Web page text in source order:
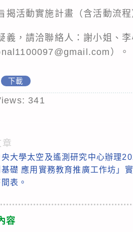
揭活動實施計畫（含活動流程
義，請洽聯絡人：謝小姐、
）。
下載
341
章
大學太空及遙測研究中心辦理
基礎 應用實務教育推廣工作坊」
表。
容